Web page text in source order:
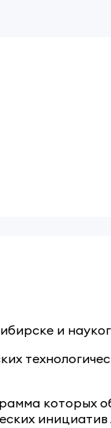
и
которых